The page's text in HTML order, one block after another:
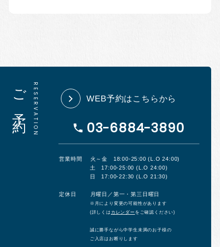
ご予約 WEB予約はこちらから
03-6884-3890
営業時間
火～金 18:00-25:00 (L.O 24:00)
土 17:00-25:00 (L.O 24:00)
日 17:00-22:30 (L.O 21:30)
定休日 月曜日／第一・第三日曜日
※月により変更の可能性があります
(詳しくは カレンダー をご確認ください)
誠に勝手ながら中学生未満のお子様の
ご入店はお断りします